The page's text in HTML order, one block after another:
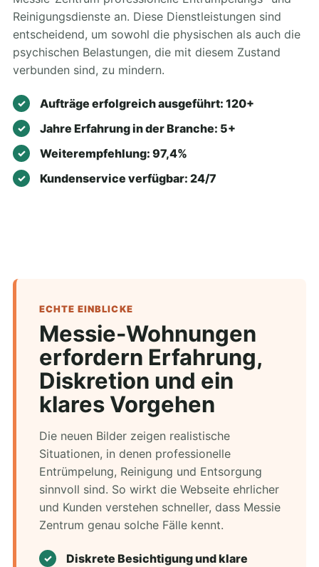
Reinigungsdienste an. Diese Dienstleistungen sind
entscheidend, um sowohl die physischen als auch die
psychischen Belastungen, die mit diesem Zustand
verbunden sind, zu mindern.
Aufträge erfolgreich ausgeführt: 120+
Jahre Erfahrung in der Branche: 5+
Weiterempfehlung: 97,4%
Kundenservice verfügbar: 24/7
ECHTE EINBLICKE
Messie-Wohnungen
erfordern Erfahrung,
Diskretion und ein
klares Vorgehen
Die neuen Bilder zeigen realistische
Situationen, in denen professionelle
Entrümpelung, Reinigung und Entsorgung
sinnvoll sind. So wirkt die Webseite ehrlicher
und Kunden verstehen schneller, dass Messie
Zentrum genau solche Fälle kennt.
Diskrete Besichtigung und klare